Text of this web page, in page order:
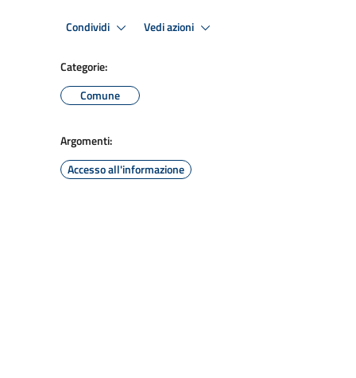
Condividi Vedi azioni
Categorie:
Comune
Argomenti:
Accesso all'informazione